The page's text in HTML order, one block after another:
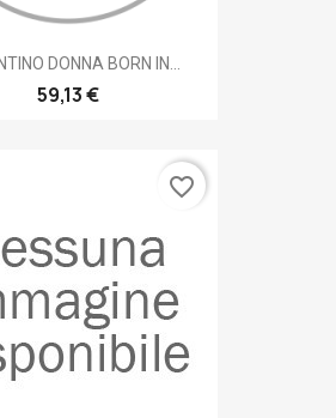
DONNA BORN IN...
59,13 €
favorite_border